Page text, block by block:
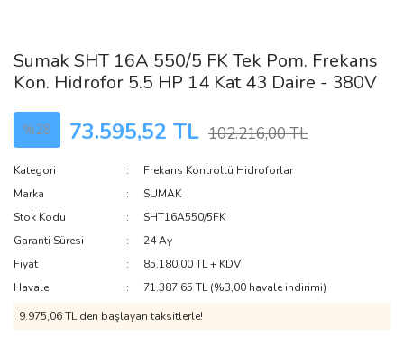
Sumak SHT 16A 550/5 FK Tek Pom. Frekans
Kon. Hidrofor 5.5 HP 14 Kat 43 Daire - 380V
%28 73.595,52 TL 102.216,00 TL
Kategori
Frekans Kontrollü Hidroforlar
Marka
SUMAK
Stok Kodu
SHT16A550/5FK
Garanti Süresi
24 Ay
Fiyat
85.180,00 TL + KDV
Havale
71.387,65 TL (%3,00 havale indirimi)
9.975,06 TL den başlayan taksitlerle!